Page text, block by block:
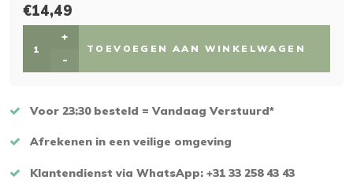
€14,49
+
-
TOEVOEGEN AAN WINKELWAGEN
Voor 23:30 besteld = Vandaag Verstuurd*
Afrekenen in een veilige omgeving
Klantendienst via WhatsApp: +31 33 258 43 43